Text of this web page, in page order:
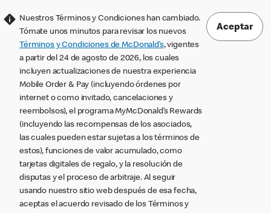
Nuestros Términos y Condiciones han cambiado.
Tómate unos minutos para revisar los nuevos
Términos y Condiciones de McDonald’s, vigentes
a partir del 24 de agosto de 2026, los cuales
incluyen actualizaciones de nuestra experiencia
Mobile Order & Pay (incluyendo órdenes por
internet o como invitado, cancelaciones y
reembolsos), el programa MyMcDonald’s Rewards
(incluyendo las recompensas de los asociados,
las cuales pueden estar sujetas a los términos de
estos), funciones de valor acumulado, como
tarjetas digitales de regalo, y la resolución de
disputas y el proceso de arbitraje. Al seguir
usando nuestro sitio web después de esa fecha,
aceptas el acuerdo revisado de los Términos y
Aceptar